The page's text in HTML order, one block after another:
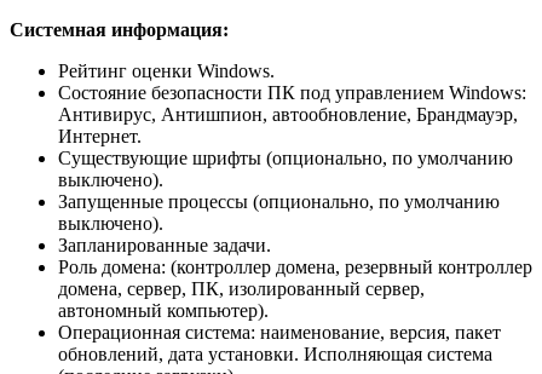
Системная информация:
Рейтинг оценки Windows.
Состояние безопасности ПК под управлением Windows:
Антивирус, Антишпион, автообновление, Брандмауэр,
Интернет.
Существующие шрифты (опционально, по умолчанию
выключено).
Запущенные процессы (опционально, по умолчанию
выключено).
Запланированные задачи.
Роль домена: (контроллер домена, резервный контроллер
домена, сервер, ПК, изолированный сервер,
автономный компьютер).
Операционная система: наименование, версия, пакет
обновлений, дата установки. Исполняющая система